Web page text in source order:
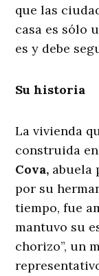
que las
casa es sólo
es y debe
Su historia
La vivienda
construida
Cova, abuela
por su
tiempo, fue
mantuvo su
chorizo”, un